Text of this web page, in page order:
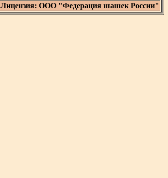
Лицензия: ООО "Федерация шашек России"